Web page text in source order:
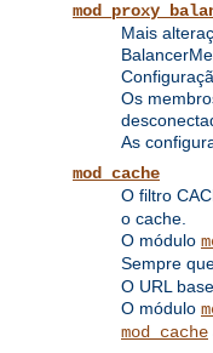
Mais
Os
As
mod_cache
O filtro
o cache.
O módulo
Sempre
O URL
O módulo
mod_cache